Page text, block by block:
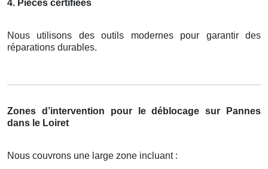
4. Pièces certifiées
Nous utilisons des outils modernes pour garantir des
réparations durables.
Zones d’intervention pour le déblocage sur Pannes
dans le Loiret
Nous couvrons une large zone incluant :